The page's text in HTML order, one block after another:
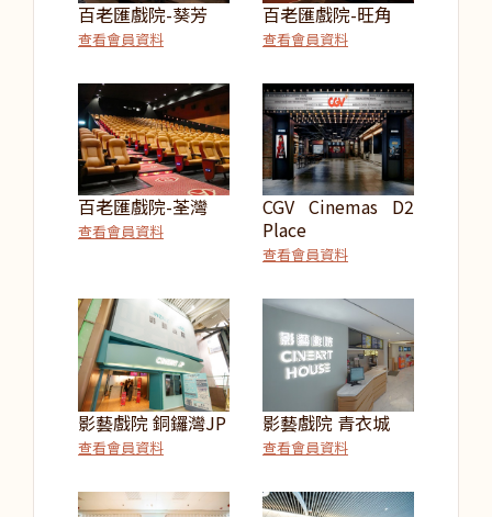
百老匯戲院-葵芳
查看會員資料
百老匯戲院-旺角
查看會員資料
百老匯戲院-荃灣
查看會員資料
CGV Cinemas D2
Place
查看會員資料
影藝戲院 銅鑼灣JP
查看會員資料
影藝戲院 青衣城
查看會員資料